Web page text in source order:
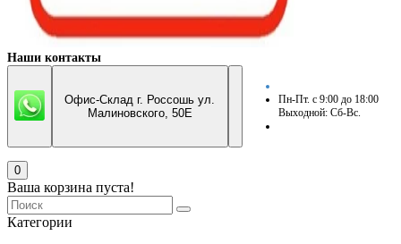
Наши контакты
Офис-Склад г. Россошь ул.
Малиновского, 50Е
Пн-Пт. с 9:00 до 18:00
Выходной: Сб-Вс.
0
Ваша корзина пуста!
Категории